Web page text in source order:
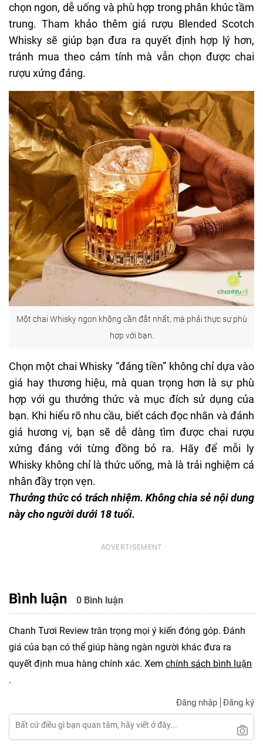
chọn ngon, dễ uống và phù hợp trong phân khúc tầm
trung. Tham khảo thêmgiá rượu Blended Scotch
Whisky sẽ giúp bạn đưa ra quyết định hợp lý hơn,
tránh mua theo cảm tính mà vẫn chọn được chai
rượu xứng đáng.
Một chai Whisky ngon không cần đắt nhất, mà phải thực sự phù
hợp với bạn.
Chọn một chai Whisky “đáng tiền” không chỉ dựa vào
giá hay thương hiệu, mà quan trọng hơn là sự phù
hợp với gu thưởng thức và mục đích sử dụng của
bạn. Khi hiểu rõ nhu cầu, biết cách đọc nhãn và đánh
giá hương vị, bạn sẽ dễ dàng tìm được chai rượu
xứng đáng với từng đồng bỏ ra. Hãy để mỗi ly
Whisky không chỉ là thức uống, mà là trải nghiệm cá
nhân đầy trọn vẹn.
Thưởng thức có trách nhiệm. Không chia sẻ nội dung
này cho người dưới 18 tuổi.
Bình luận 0 Bình luận
Chanh Tươi Review trân trọng mọi ý kiến đóng góp. Đánh
giá của bạn có thể giúp hàng ngàn người khác đưa ra
quyết định mua hàng chính xác. Xem chính sách bình luận
.
Đăng nhập Đăng ký